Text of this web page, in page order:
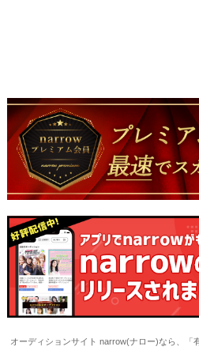
オーディションサイト narrow(ナロー)なら、「